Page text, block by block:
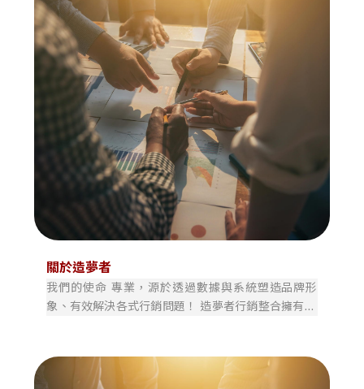
團隊成員
合作客戶
關於造夢者
我們的使命 專業，源於透過數據與系統塑造品牌形
象、有效解決各式行銷問題！ 造夢者行銷整合擁有10
求，量身打造合適的行銷方案。 造夢者行銷整合，與
一般行銷公司最大不同處在於 data analysis 數據分